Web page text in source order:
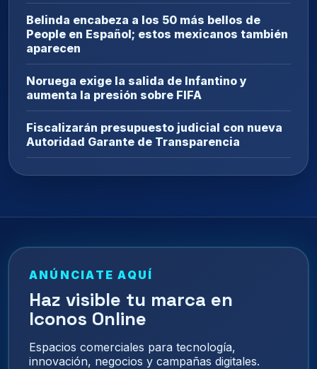
Belinda encabeza a los 50 más bellos de
People en Español; estos mexicanos también
aparecen
Noruega exige la salida de Infantino y
aumenta la presión sobre FIFA
Fiscalizarán presupuesto judicial con nueva
Autoridad Garante de Transparencia
ANÚNCIATE AQUÍ
Haz visible tu marca en
Iconos Online
Espacios comerciales para tecnología,
innovación, negocios y campañas digitales.